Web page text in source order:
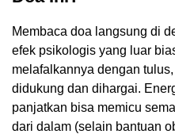
Membaca doa langsung di
efek psikologis yang luar
melafalkannya dengan
didukung dan dihargai.
panjatkan bisa memicu
dari dalam (selain bantuan